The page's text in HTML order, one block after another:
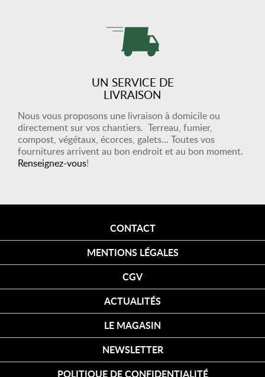
UN SERVICE DE
LIVRAISON
Nous vous proposons une livraison à domicile ou
directement sur vos chantiers. Terreau, fumier,
compost, végétaux, écorces, galets... Toutes vos
fournitures arrivent au bon endroit et au bon moment.
Renseignez-vous!
CONTACT
MENTIONS LÉGALES
CGV
ACTUALITÉS
LE MAGASIN
NEWSLETTER
POLITIQUE DE CONFIDENTIALITÉ